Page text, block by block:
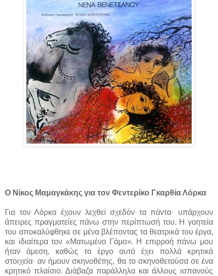
Ο Νίκος Μαμαγκάκης για τον Φεντερίκο Γκαρθία Λόρκα
Για τον Λόρκα έχουν λεχθεί σχεδόν τα πάντα· υπάρχουν
άπειρες πραγματείες πάνω στην περίπτωσή του. Η γοητεία
του αποκαλύφθηκε σε μένα βλέποντας τα θεατρικά του έργα,
και ιδιαίτερα τον «Ματωμένο Γάμο». Η επιρροή πάνω μου
ήταν άμεση, καθώς το έργο αυτό έχει πολλά κρητικά
στοιχεία· αν ήμουν σκηνοθέτης, θα το σκηνοθετούσα σε ένα
κρητικό πλαίσιο. Διάβαζα παράλληλα και άλλους ισπανούς